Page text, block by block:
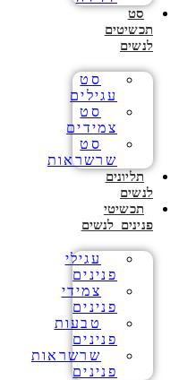
סט
תכשיטים
לנשים
סט
עגילים
סט
צמידים
סט
שרשראות
תליונים
לנשים
תכשיטי
פנינים לנשים
עגילי
פנינים
צמידי
פנינים
טבעות
פנינים
שרשראות
פנינים